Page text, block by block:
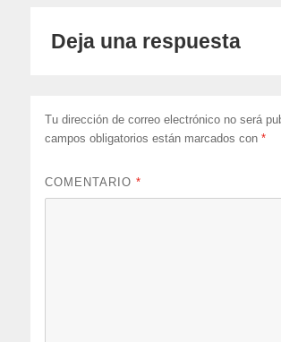
Deja una respuesta
Tu dirección de correo electrónico no será
campos obligatorios están marcados con*
COMENTARIO*